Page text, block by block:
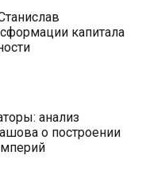
капитала
анализ
о построении